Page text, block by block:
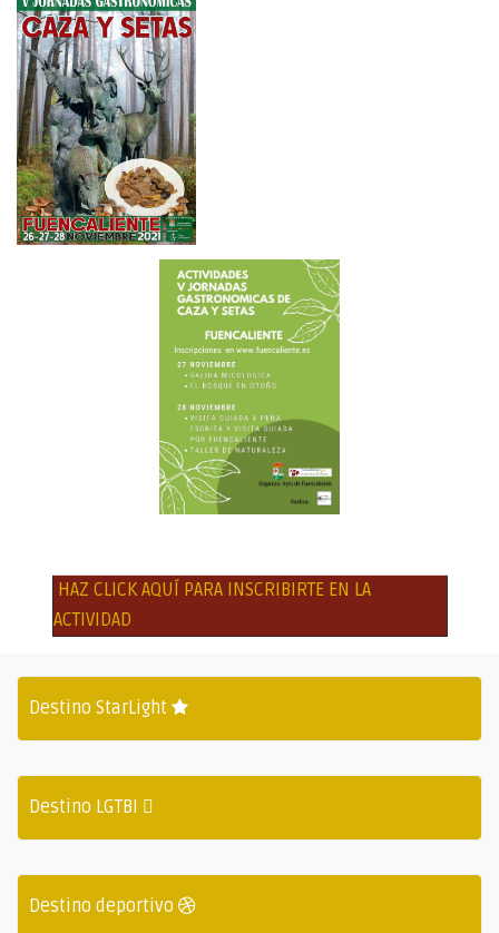
HAZ CLICK AQUÍ PARA INSCRIBIRTE EN LA
ACTIVIDAD
Destino StarLight
Destino LGTBI
Destino deportivo